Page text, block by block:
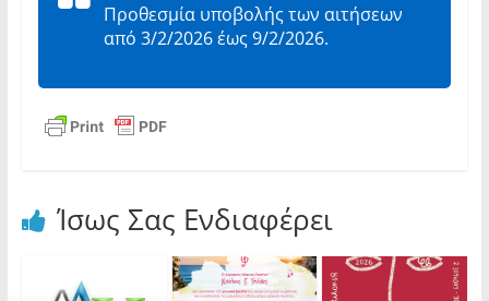
Προθεσμία υποβολής των αιτήσεων
από 3/2/2026 έως 9/2/2026.
Ίσως Σας Ενδιαφέρει